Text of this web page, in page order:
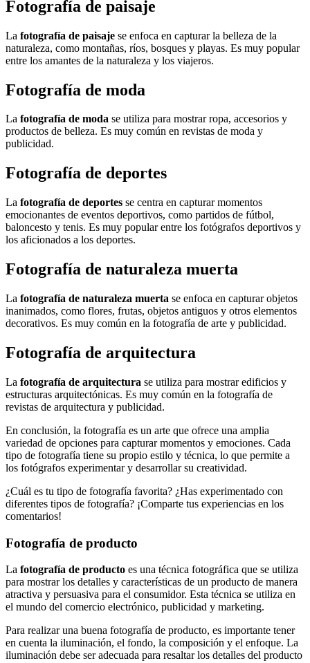
Fotografía de paisaje
La fotografía de paisaje se enfoca en capturar la belleza de la
naturaleza, como montañas, ríos, bosques y playas. Es muy popular
entre los amantes de la naturaleza y los viajeros.
Fotografía de moda
La fotografía de moda se utiliza para mostrar ropa, accesorios y
productos de belleza. Es muy común en revistas de moda y
publicidad.
Fotografía de deportes
La fotografía de deportes se centra en capturar momentos
emocionantes de eventos deportivos, como partidos de fútbol,
baloncesto y tenis. Es muy popular entre los fotógrafos deportivos y
los aficionados a los deportes.
Fotografía de naturaleza muerta
La fotografía de naturaleza muerta se enfoca en capturar objetos
inanimados, como flores, frutas, objetos antiguos y otros elementos
decorativos. Es muy común en la fotografía de arte y publicidad.
Fotografía de arquitectura
La fotografía de arquitectura se utiliza para mostrar edificios y
estructuras arquitectónicas. Es muy común en la fotografía de
revistas de arquitectura y publicidad.
En conclusión, la fotografía es un arte que ofrece una amplia
variedad de opciones para capturar momentos y emociones. Cada
tipo de fotografía tiene su propio estilo y técnica, lo que permite a
los fotógrafos experimentar y desarrollar su creatividad.
¿Cuál es tu tipo de fotografía favorita? ¿Has experimentado con
diferentes tipos de fotografía? ¡Comparte tus experiencias en los
comentarios!
Fotografía de producto
La fotografía de producto es una técnica fotográfica que se utiliza
para mostrar los detalles y características de un producto de manera
atractiva y persuasiva para el consumidor. Esta técnica se utiliza en
el mundo del comercio electrónico, publicidad y marketing.
Para realizar una buena fotografía de producto, es importante tener
en cuenta la iluminación, el fondo, la composición y el enfoque. La
iluminación debe ser adecuada para resaltar los detalles del producto